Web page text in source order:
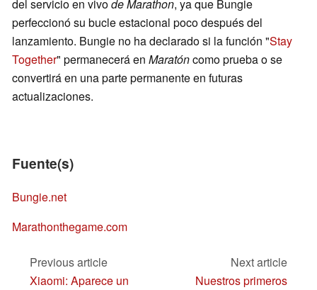
del servicio en vivode Marathon, ya que Bungie
perfeccionó su bucle estacional poco después del
lanzamiento. Bungie no ha declarado si la función "Stay
Together" permanecerá en Maratóncomo prueba o se
convertirá en una parte permanente en futuras
actualizaciones.
Fuente(s)
Bungie.net
Marathonthegame.com
Previous article
Xiaomi: Aparece un
Next article
Nuestros primeros